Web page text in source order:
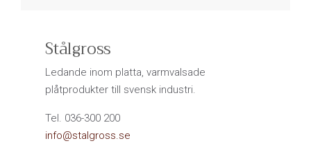
Stålgross
Ledande inom platta, varmvalsade
plåtprodukter till svensk industri.
Tel. 036-300 200
info@stalgross.se